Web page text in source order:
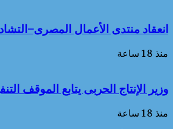
انعقاد منتدى الأعمال
منذ 18 ساعة
وزير الإنتاج الحربى يتابع الموقف
منذ 18 ساعة